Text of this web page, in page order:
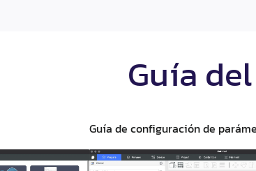
Guía
Guía de configuración de